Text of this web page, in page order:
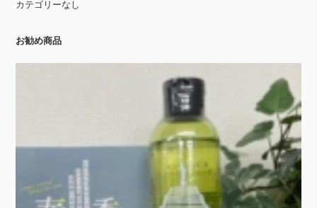
カテゴリーなし
お勧め商品